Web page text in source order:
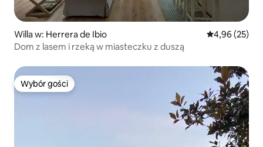
Willa w: Herrera de Ibio Średnia
4,96 (25)
Dom z lasem i rzeką w miasteczku z duszą
Wybór gości
Wybór gości